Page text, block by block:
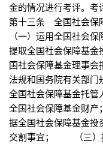
金的情况进行考评。
第十三条 全国社会
（一）运用全国社
提取全国社会保障基
国社会保障基金理事
法规和国务院有关部
全国社会保障基金托
全国社会保障基金财
据全国社会保障基金投
交割事宜； （三）